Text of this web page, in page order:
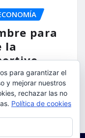
para
la
para garantizar el
y mejorar nuestros
rechazar las no
Política de cookies